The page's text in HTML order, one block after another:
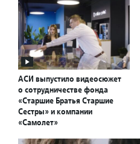
АСИ выпустило видеосюжет
о сотрудничестве фонда
«Старшие Братья Старшие
Сестры» и компании
«Самолет»